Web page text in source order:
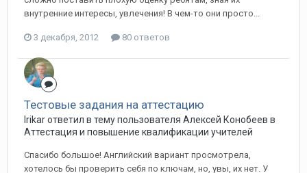
внутренние интересы, увлечения! В чем-то они просто...
3 декабря, 2012 80 ответов
Тестовые задания на аттестацию
Irikar ответил в тему пользователя Алексей Конобеев в
Аттестация и повышение квалификации учителей
Спасибо большое! Английский вариант просмотрела,
хотелось бы проверить себя по ключам, но, увы, их нет. У